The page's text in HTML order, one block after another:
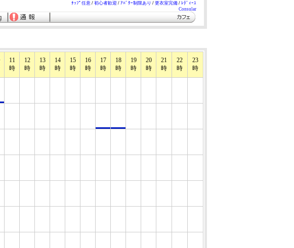
ﾁｯﾌﾟ任意 / 初心者歓迎 / ｱﾊﾞﾀｰ制限あり / 更衣室完備 / ﾚﾃﾞｨｰｽ
Consular
11
時
12
時
13
時
14
時
15
時
16
時
17
時
18
時
19
時
20
時
21
時
22
時
23
時